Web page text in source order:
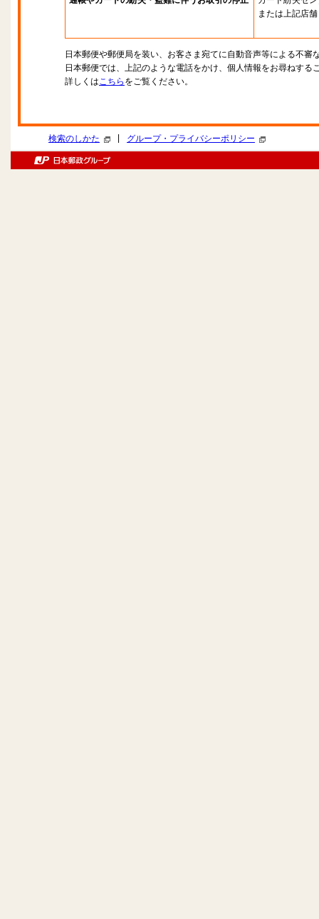
または上記店舗
日本郵便や郵便局を装い、お客さま宛てに自動音声等による不審
日本郵便では、上記のような電話をかけ、個人情報をお尋ねする
詳しくはこちら をご覧ください。
検索のしかた グループ・プライバシーポリシー